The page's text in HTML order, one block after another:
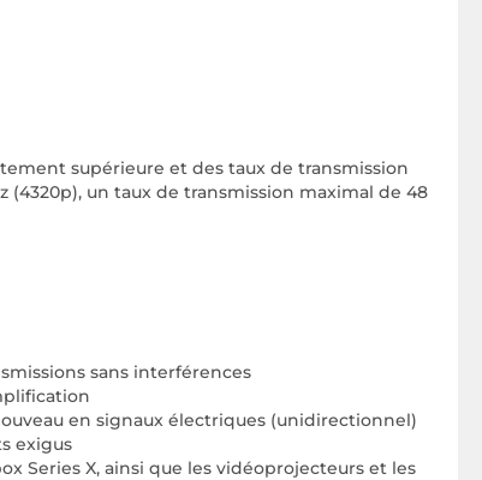
supérieure et des taux de transmission
un taux de transmission maximal de 48
sans interférences
en signaux électriques (unidirectionnel)
exigus
Series X, ainsi que les vidéoprojecteurs et les